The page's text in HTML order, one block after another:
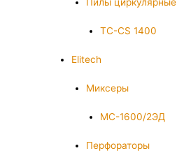
Пилы циркулярные
TC-CS 1400
Elitech
Миксеры
МС-1600/2ЭД
Перфораторы